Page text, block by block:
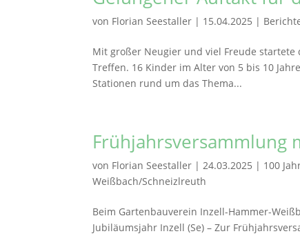
von Florian Seestaller | 15.04.2025 |
Mit großer Neugier und viel Freude
Treffen. 16 Kinder im Alter von 5 bis 10
Stationen rund um das Thema...
Frühjahrsversammlung
von Florian Seestaller |24.03.2025 | 100
Weißbach/Schneizlreuth
Beim Gartenbauverein Inzell-Hammer-
Jubiläumsjahr Inzell (Se) – Zur